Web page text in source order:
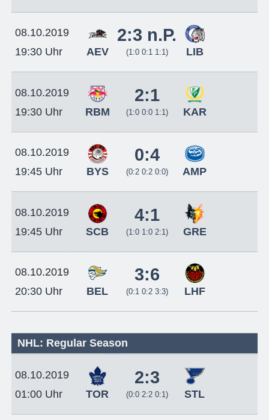
08.10.2019
19:30 Uhr
AEV
2:3 n.P.
(1:0 0:1 1:1) LIB
08.10.2019
19:30 Uhr
RBM
2:1
(1:0 0:0 1:1) KAR
08.10.2019
19:45 Uhr
BYS
0:4
(0:2 0:2 0:0) AMP
08.10.2019
19:45 Uhr
SCB
4:1
(1:0 1:0 2:1) GRE
08.10.2019
20:30 Uhr
BEL
3:6
(0:1 0:2 3:3) LHF
NHL: Regular Season
08.10.2019
01:00 Uhr
TOR
2:3
(0:0 2:2 0:1) STL